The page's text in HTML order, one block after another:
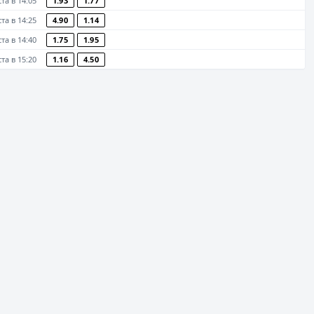
в 14:25 4.90
1.14
в 14:40 1.75
1.95
в 15:20 1.16 4.50